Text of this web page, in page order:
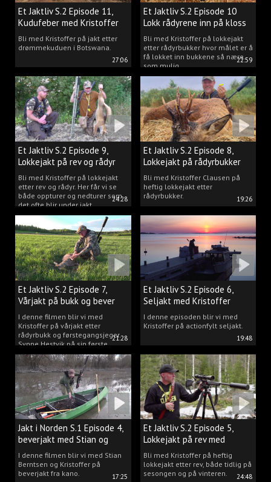
27:06
Et Jaktliv S.2 Episode 11,
Kudufeber med Kristoffer
Clausen
Bli med Kristoffer på jakt etter
drømmekuduen i Botswana.
22:59
Et Jaktliv S.2 Episode 10
Lokk rådyrene inn på kloss
hold.
Bli med Kristoffer på lokkejakt
etter rådyrbukker hvor målet er å
få lokket inn bukkene så nære
som mulig.
24:28
Et Jaktliv S.2 Episode 9,
Lokkejakt på rev og rådyr
med Kristoffer Clausen
Bli med Kristoffer på lokkejakt
etter rev og rådyr. Her får vi se
både oppturer og nedturer som
det ofte blir under jakt.
19:26
Et Jaktliv S.2 Episode 8,
Lokkejakt på rådyrbukker
2023 nr. 1
Bli med Kristoffer Clausen på
heftig lokkejakt etter
rådyrbukker.
21:28
Et Jaktliv S.2 Episode 7,
Vårjakt på bukk og bever
I denne filmen blir vi med
Kristoffer på vårjakt etter
rådyrbukk og førstegangsjeger
Synne Hestvik på sin første
beverjakt.
19:48
Et Jaktliv S.2 Episode 6,
Seljakt med Kristoffer
Clausen
I denne episoden blir vi med
Kristoffer på actionfylt seljakt.
17:25
Jakt i Norden S.1 Episode 4,
beverjakt med Stian og
Kristoffer
I denne filmen blir vi med Stian
Berntsen og Kristoffer på
beverjakt fra kano.
24:48
Et Jaktliv S.2 Episode 5,
Lokkejakt på rev med
Kristoffer Clausen
Bli med Kristoffer på heftig
lokkejakt etter rev, både tidlig på
sesongen og på vinteren.